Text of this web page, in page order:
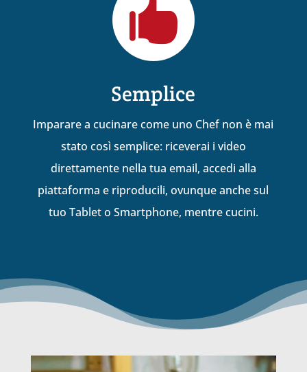

Semplice
Imparare a cucinare come uno Chef non è mai
stato così semplice: riceverai i video
direttamente nella tua email, accedi alla
piattaforma e riproducili, ovunque anche sul
tuo Tablet o Smartphone, mentre cucini.